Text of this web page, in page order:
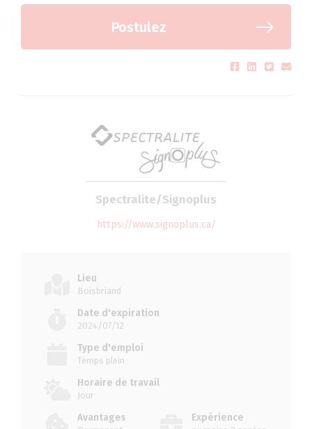
Postulez
Spectralite/Signoplus
https://www.signoplus.ca/
Lieu
Boisbriand
Date d'expiration
2024/07/12
Type d'emploi
Temps plein
Horaire de travail
Jour
Avantages Expérience